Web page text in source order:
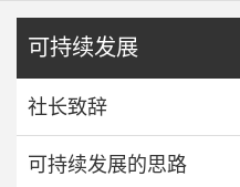
可持续发展
社长致辞
可持续发展的思路